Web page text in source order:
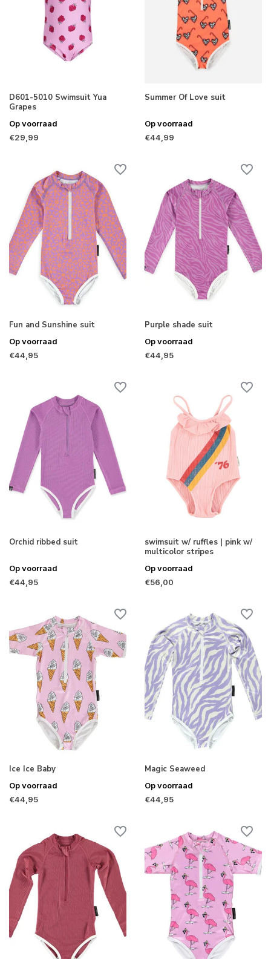
D601-5010 Swimsuit Yua
Grapes
Op voorraad
€29,99
Summer Of Love suit
Op voorraad
€44,99
Fun and Sunshine suit
Op voorraad
€44,95
Purple shade suit
Op voorraad
€44,95
Orchid ribbed suit
Op voorraad
€44,95
swimsuit w/ ruffles | pink w/
multicolor stripes
Op voorraad
€56,00
Ice Ice Baby
Op voorraad
€44,95
Magic Seaweed
Op voorraad
€44,95